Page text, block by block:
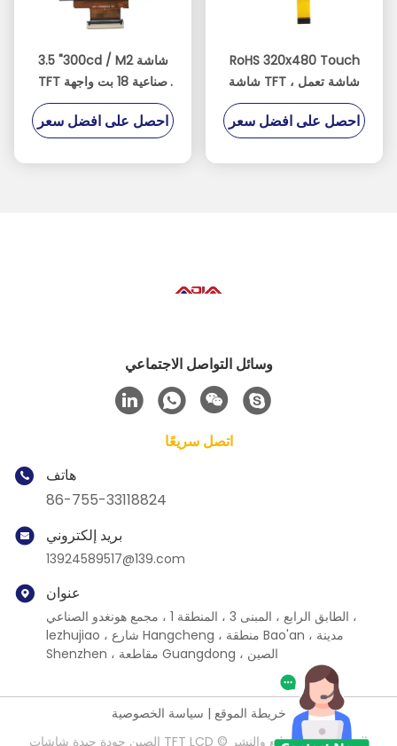
3.5 "300cd / M2 شاشة
TFT صناعية 18 بت واجهة
RGB لجهاز POS
احصل على افضل سعر
RoHS 320x480 Touch
شاشة TFT ، شاشة تعمل
باللمس الصناعية بواجهة
Mipi
احصل على افضل سعر
وسائل التواصل الاجتماعي
اتصل سريعًا
هاتف
86-755-33118824
بريد إلكتروني
13924589517@139.com
عنوان
الطابق الرابع ، المبنى 3 ، المنطقة 1 ، مجمع هونغدو الصناعي ،
lezhujiao ، شارع Hangcheng ، منطقة Bao'an ، مدينة
Shenzhen ، مقاطعة Guangdong ، الصين
سياسة الخصوصية | خريطة الموقع
الصين جودة جيدة شاشات TFT LCD المورد. حقوق الطبع والنشر ©